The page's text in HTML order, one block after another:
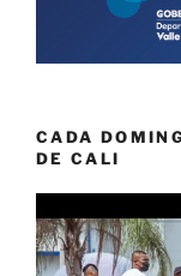
CADA
DE CALI
de
vídeo